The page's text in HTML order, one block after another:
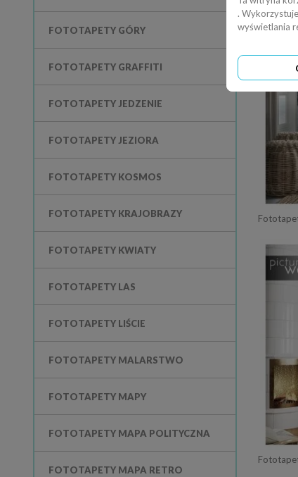
FOTOTAPETY GÓRY
FOTOTAPETY GRAFFITI
FOTOTAPETY JEDZENIE
FOTOTAPETY JEZIORA
FOTOTAPETY KOSMOS
FOTOTAPETY KRAJOBRAZY
FOTOTAPETY KWIATY
FOTOTAPETY LAS
FOTOTAPETY LIŚCIE
FOTOTAPETY MALARSTWO
FOTOTAPETY MAPY
FOTOTAPETY MAPA POLITYCZNA
FOTOTAPETY MAPA RETRO
.
wyświetlania